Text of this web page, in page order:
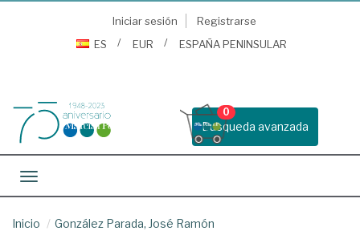
Iniciar sesión
Registrarse
ES
EUR ESPAÑA PENINSULAR
Busqueda avanzada
0
Toggle navigation
Inicio González Parada, José Ramón